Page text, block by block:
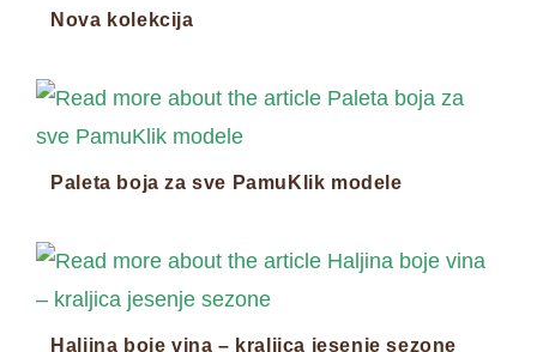
Nova kolekcija
Paleta boja za sve PamuKlik modele
Haljina boje vina – kraljica jesenje sezone